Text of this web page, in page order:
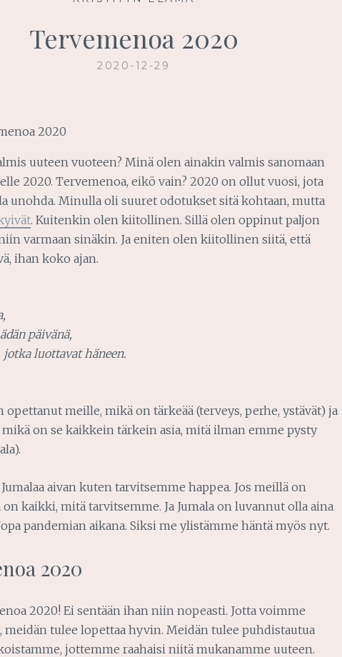
Tervemenoa 2020
2020-12-29
uuteen vuoteen? Minä olen ainakin valmis sanomaan
2020. Tervemenoa, eikö vain? 2020 on ollut vuosi, jota
unohda. Minulla oli suuret odotukset sitä kohtaan, mutta
. Kuitenkin olen kiitollinen. Sillä olen oppinut paljon
varmaan sinäkin. Ja eniten olen kiitollinen siitä, että
ihan koko ajan.
päivänä,
jotka luottavat häneen.
opettanut meille, mikä on tärkeää (terveys, perhe, ystävät) ja
mikä on se kaikkein tärkein asia, mitä ilman emme pysty
aivan kuten tarvitsemme happea. Jos meillä on
on kaikki, mitä tarvitsemme. Ja Jumala on luvannut olla aina
pandemian aikana. Siksi me ylistämme häntä myös nyt.
2020
2020! Ei sentään ihan niin nopeasti. Jotta voimme
meidän tulee lopettaa hyvin. Meidän tulee puhdistautua
jottemme raahaisi niitä mukanamme uuteen.